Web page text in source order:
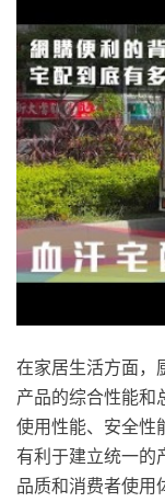
在家居生活方面，
产品的综合性能和
使用性能、安全性
有利于建立统一的
品质和消费者使用